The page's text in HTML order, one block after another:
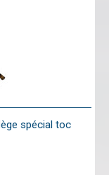
spécial toc